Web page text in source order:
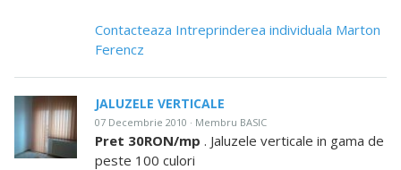
Contacteaza Intreprinderea individuala Marton
Ferencz
JALUZELE VERTICALE
07 Decembrie 2010 · Membru BASIC
Pret 30RON/mp . Jaluzele verticale in gama de
peste 100 culori